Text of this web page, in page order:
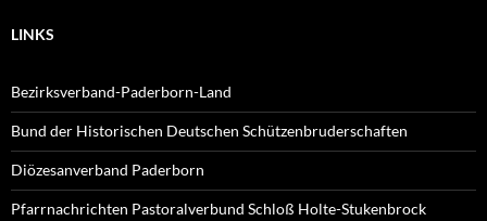
LINKS
Bezirksverband-Paderborn-Land
Bund der Historischen Deutschen Schützenbruderschaften
Diözesanverband Paderborn
Pfarrnachrichten Pastoralverbund Schloß Holte-Stukenbrock